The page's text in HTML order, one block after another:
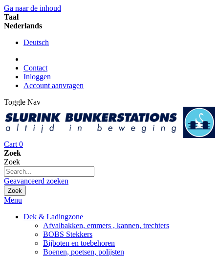
Ga naar de inhoud
Taal
Nederlands
Deutsch
Contact
Inloggen
Account aanvragen
Toggle Nav
Cart 0
Zoek
Zoek
Geavanceerd zoeken
Zoek
Menu
Dek & Ladingzone
Afvalbakken, emmers , kannen, trechters
BOBS Stekkers
Bijboten en toebehoren
Boenen, poetsen, polijsten